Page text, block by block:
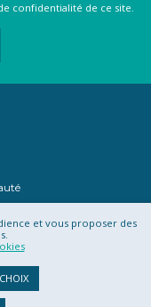
confidentialité de ce site.
et vous proposer des